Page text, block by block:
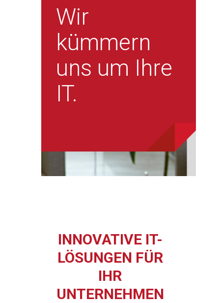
Wir
kümmern
uns um Ihre
IT.
INNOVATIVE IT-
LÖSUNGEN FÜR
IHR
UNTERNEHMEN